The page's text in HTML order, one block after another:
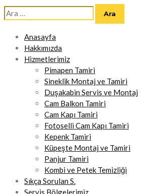
Arama:
Anasayfa
Hakkımızda
Hizmetlerimiz
Pimapen Tamiri
Sineklik Montaj ve Tamiri
Duşakabin Servis ve Montaj
Cam Balkon Tamiri
Cam Kapı Tamiri
Fotoselli Cam Kapı Tamiri
Kepenk Tamiri
Küpeşte Montaj ve Tamiri
Panjur Tamiri
Kombi ve Petek Temizliği
Sıkça Sorulan S.
Servis Bölgelerimiz